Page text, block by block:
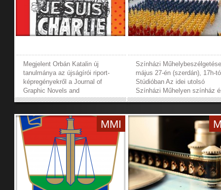
Megjelent Orbán Katalin új
tanulmánya az újságírói riport-
képregényekről a Journal of
Graphic Novels and
Comics különszámában. Mik a
médiatérben és -időben? A cikk,
amely Joe Sacco szarajevói és
Guibert, Lefevre, és Lemercier
afganisztáni...
»»
Színházi
május 27-én (szerdán), 17h-
Stúdióban Az idei utolsó
Színházi Műhelyen színház
diktatúra kérdésköre kapcsán
érdeklődőt...
MMI